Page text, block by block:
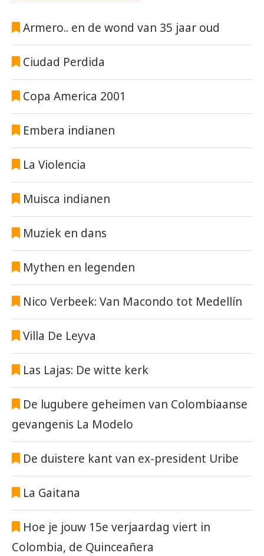
Armero.. en de wond van 35 jaar oud
Ciudad Perdida
Copa America 2001
Embera indianen
La Violencia
Muisca indianen
Muziek en dans
Mythen en legenden
Nico Verbeek: Van Macondo tot Medellín
Villa De Leyva
Las Lajas: De witte kerk
De lugubere geheimen van Colombiaanse
gevangenis La Modelo
De duistere kant van ex-president Uribe
La Gaitana
Hoe je jouw 15e verjaardag viert in
Colombia, de Quinceañera